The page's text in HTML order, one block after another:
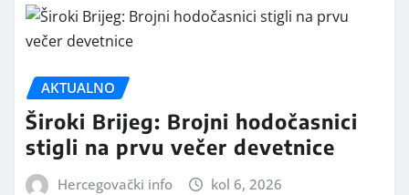
AKTUALNO
Široki Brijeg: Brojni hodočasnici
stigli na prvu večer devetnice
Hercegovački info kol 6, 2026